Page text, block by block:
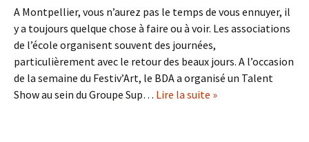
A Montpellier, vous n’aurez pas le temps de vous ennuyer, il
y a toujours quelque chose à faire ou à voir. Les associations
de l’école organisent souvent des journées,
particulièrement avec le retour des beaux jours. A l’occasion
de la semaine du Festiv’Art, le BDA a organisé un Talent
Show au sein du Groupe Sup… Lire la suite »